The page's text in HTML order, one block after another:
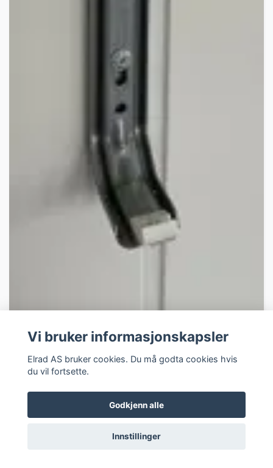
Veggfeste f/ Yali Parada Enkel Pannel
Vi bruker informasjonskapsler
Elrad AS bruker cookies. Du må godta cookies hvis
du vil fortsette.
Godkjenn alle
Innstillinger